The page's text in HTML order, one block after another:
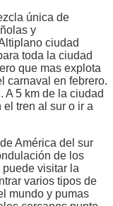
única de
y
ciudad
toda la ciudad
que mas explota
carnaval en febrero.
A 5 km de la ciudad
tren al sur o ir a
América del sur
de los
visitar la
varios tipos de
mundo y pumas